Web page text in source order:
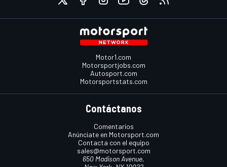
Motor1.com
Motorsportjobs.com
Autosport.com
Motorsportstats.com
Contáctanos
Comentarios
Anúnciate en Motorsport.com
Contacta con el equipo
sales@motorsport.com
650 Madison Avenue,